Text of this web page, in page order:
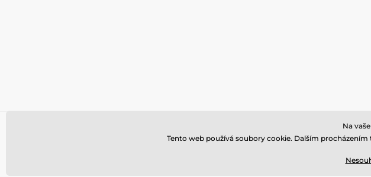
© 2026
Na
Tento web používá soubory cookie. Dalším